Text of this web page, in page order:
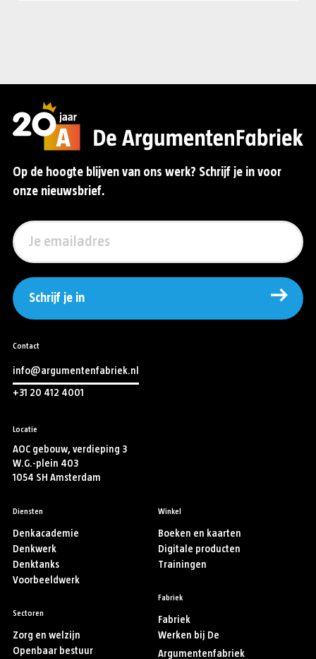
Op de hoogte blijven van ons werk? Schrijf je in voor
onze nieuwsbrief.
Schrijf je in
Contact
info@argumentenfabriek.nl
+31 20 412 4001
Locatie
AOC gebouw, verdieping 3
W.G.-plein 403
1054 SH Amsterdam
Diensten
Denkacademie
Denkwerk
Denktanks
Voorbeeldwerk
Sectoren
Zorg en welzijn
Openbaar bestuur
Winkel
Boeken en kaarten
Digitale producten
Trainingen
Fabriek
Fabriek
Werken bij De
Argumentenfabriek